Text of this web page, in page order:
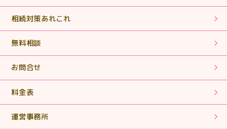
2025.05.02
【相続税申告】丁寧に対応していただきありがとうござ
いました。
2025.01.28
相続対策あれこれ
無料相談
お問合せ
料金表
運営事務所